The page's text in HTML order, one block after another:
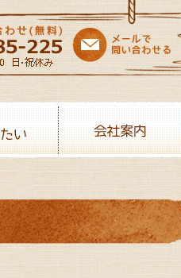
売りたい